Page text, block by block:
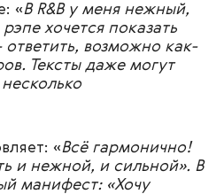
«В R&B у меня нежный,
хочется показать
возможно как-
Тексты даже могут
«Всё гармонично!
и нежной, и сильной». В
манифест: «Хочу